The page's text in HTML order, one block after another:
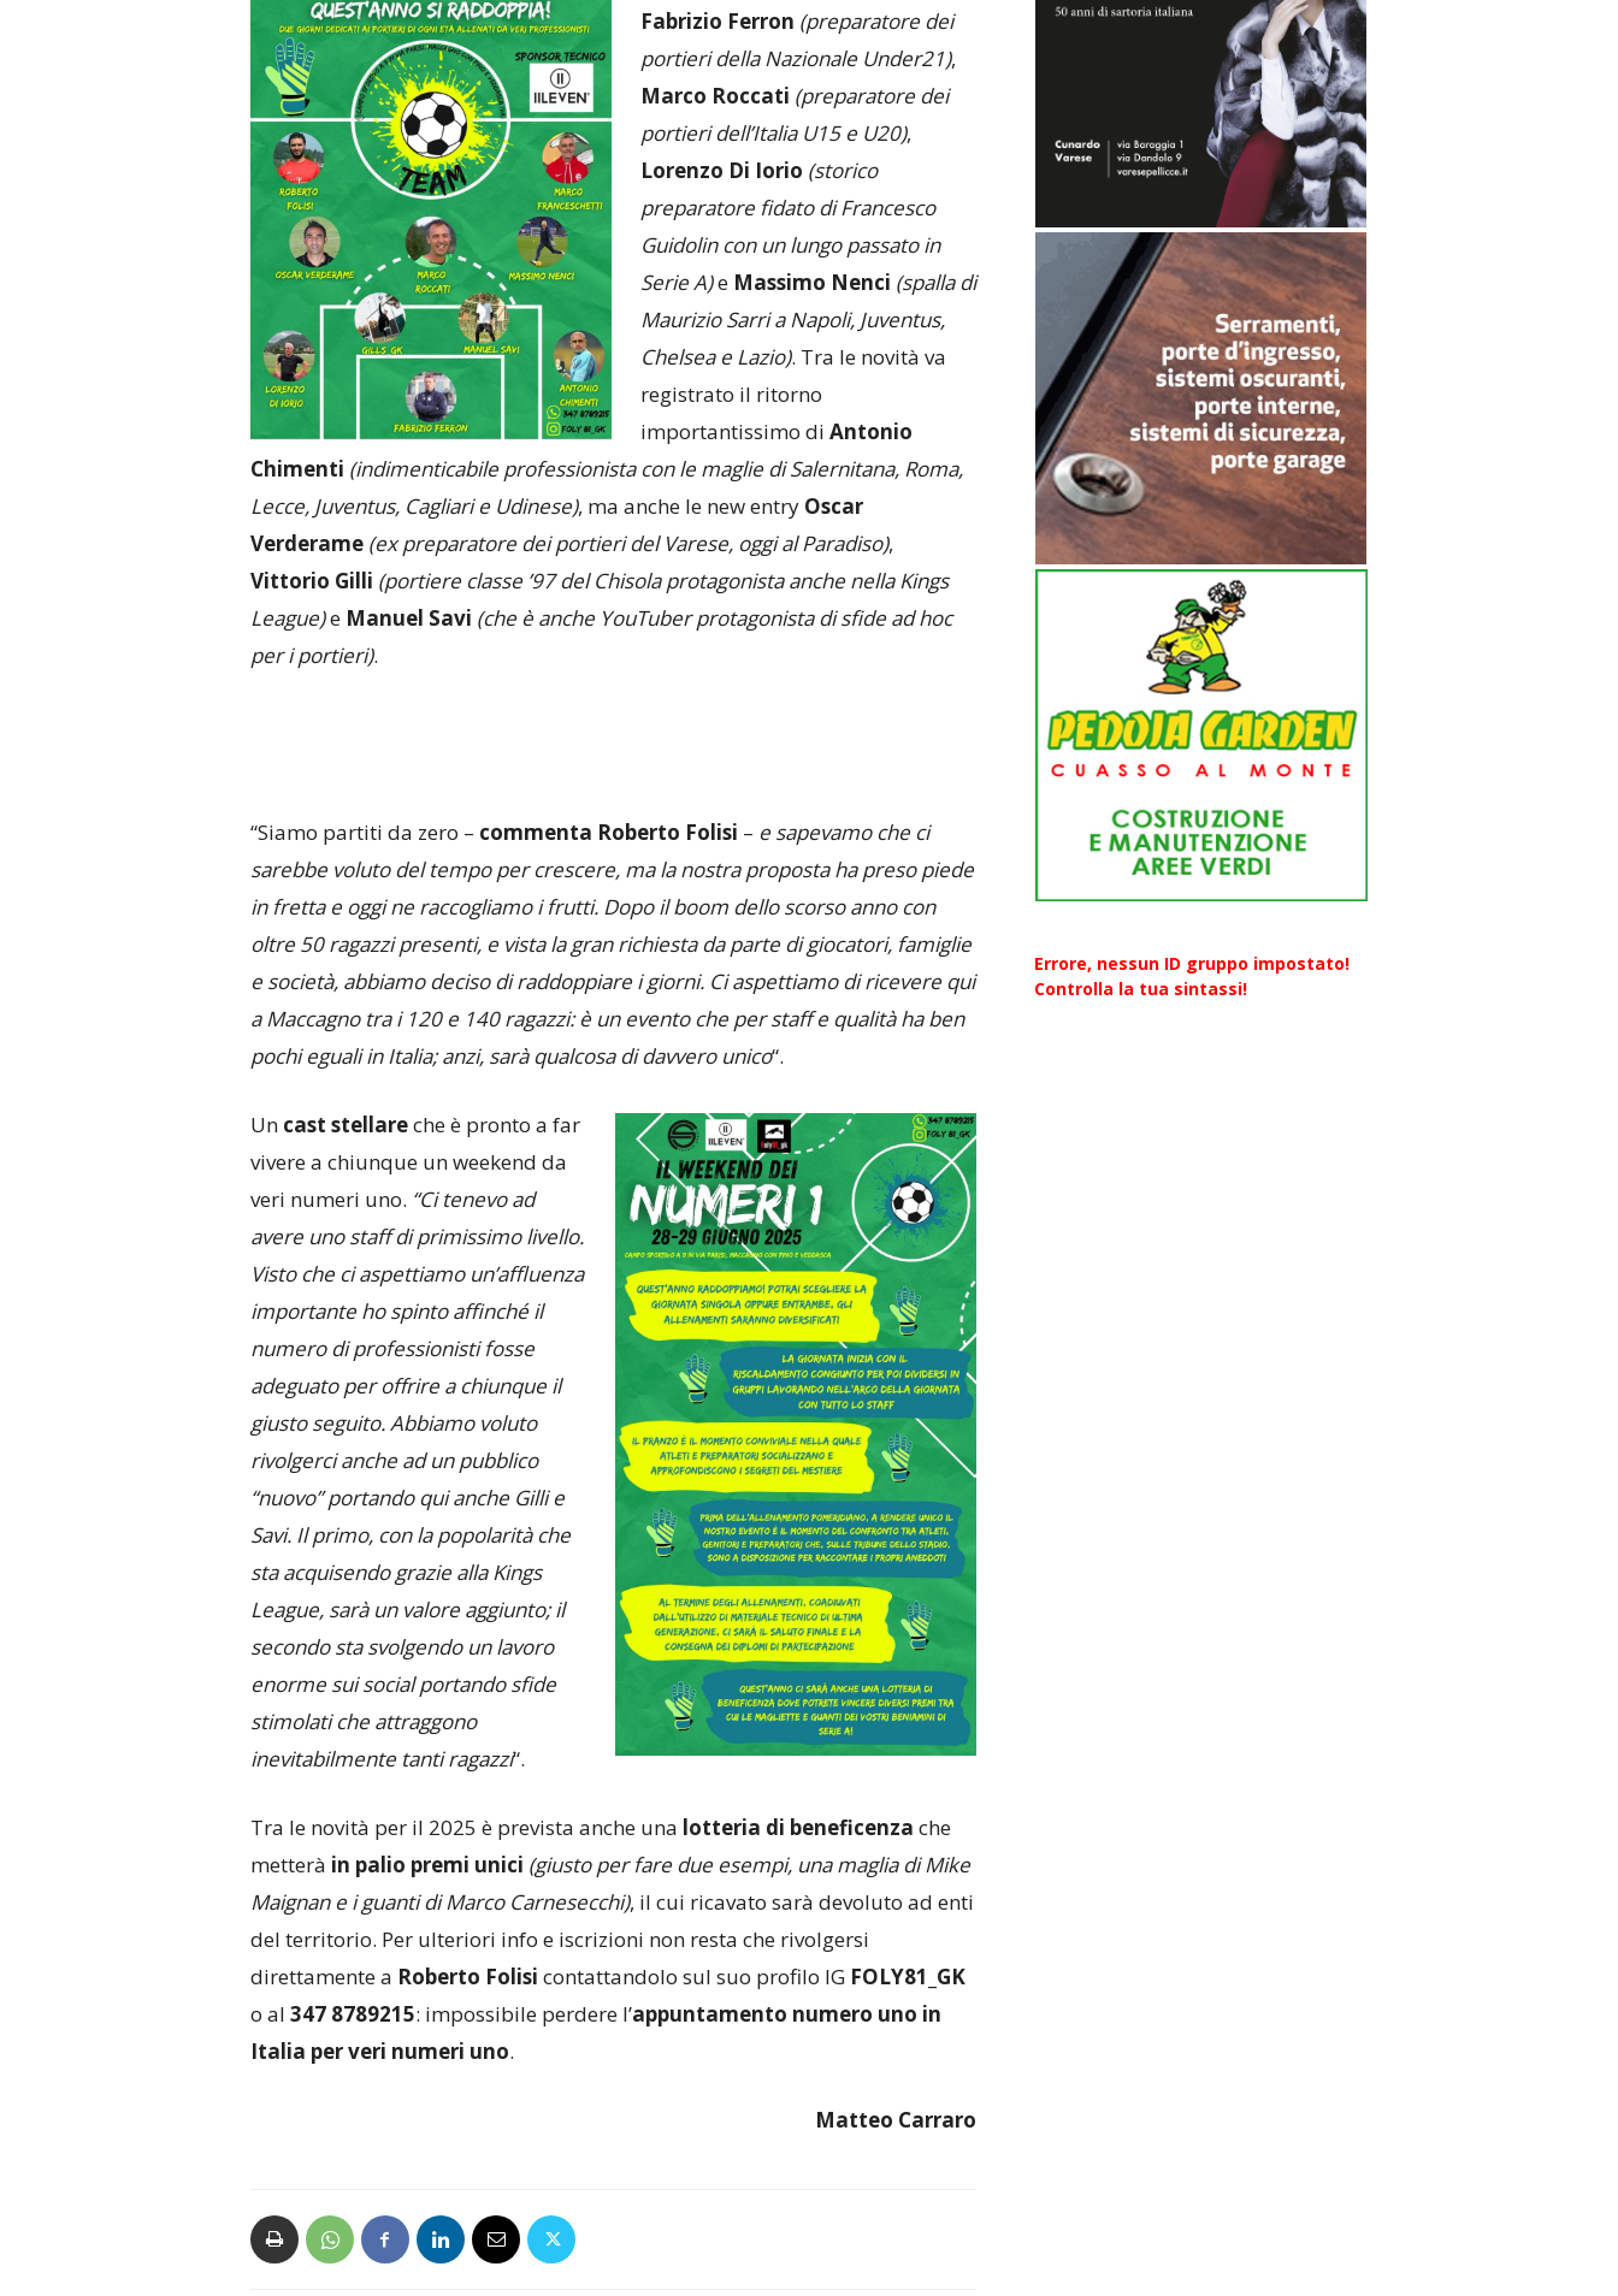
Fabrizio Ferron (preparatore dei
portieri della Nazionale Under21),
Marco Roccati (preparatore dei
portieri dell’Italia U15 e U20),
Lorenzo Di Iorio (storico
preparatore fidato di Francesco
Guidolin con un lungo passato in
Serie A)e Massimo Nenci (spalla di
Maurizio Sarri a Napoli, Juventus,
Chelsea e Lazio). Tra le novità va
registrato il ritorno
importantissimo di Antonio
Chimenti (indimenticabile professionista con le maglie di Salernitana, Roma,
Lecce, Juventus, Cagliari e Udinese), ma anche le new entry Oscar
Verderame (ex preparatore dei portieri del Varese, oggi al Paradiso),
Vittorio Gilli (portiere classe ’97 del Chisola protagonista anche nella Kings
League)eManuel Savi (che è anche YouTuber protagonista di sfide ad hoc
per i portieri).
“Siamo partiti da zero – commenta Roberto Folisi – e sapevamo che ci
sarebbe voluto del tempo per crescere, ma la nostra proposta ha preso piede
in fretta e oggi ne raccogliamo i frutti. Dopo il boom dello scorso anno con
oltre 50 ragazzi presenti, e vista la gran richiesta da parte di giocatori, famiglie
e società, abbiamo deciso di raddoppiare i giorni. Ci aspettiamo di ricevere qui
a Maccagno tra i 120 e 140 ragazzi: è un evento che per staff e qualità ha ben
pochi eguali in Italia; anzi, sarà qualcosa di davvero unico“.
Un cast stellareche è pronto a far
vivere a chiunque un weekend da
veri numeri uno. “Ci tenevo ad
avere uno staff di primissimo livello.
Visto che ci aspettiamo un’affluenza
importante ho spinto affinché il
numero di professionisti fosse
adeguato per offrire a chiunque il
giusto seguito. Abbiamo voluto
rivolgerci anche ad un pubblico
“nuovo” portando qui anche Gilli e
Savi. Il primo, con la popolarità che
sta acquisendo grazie alla Kings
League, sarà un valore aggiunto; il
secondo sta svolgendo un lavoro
enorme sui social portando sfide
stimolati che attraggono
inevitabilmente tanti ragazzi“.
Tra le novità per il 2025 è prevista anche una lotteria di beneficenza che
metterà in palio premi unici (giusto per fare due esempi, una maglia di Mike
Maignan e i guanti di Marco Carnesecchi), il cui ricavato sarà devoluto ad enti
del territorio. Per ulteriori info e iscrizioni non resta che rivolgersi
direttamente a Roberto Folisi contattandolo sul suo profilo IGFOLY81_GK
o al 347 8789215: impossibile perdere l’appuntamento numero uno in
Italia per veri numeri uno.
Matteo Carraro
Errore, nessun ID gruppo impostato!
Controlla la tua sintassi!